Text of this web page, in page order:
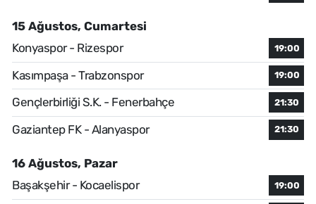
15 Ağustos, Cumartesi
Konyaspor - Rizespor
19:00
Kasımpaşa - Trabzonspor 19:00
Gençlerbirliği S.K. - Fenerbahçe 21:30
Gaziantep FK - Alanyaspor 21:30
16 Ağustos, Pazar
Başakşehir - Kocaelispor
19:00